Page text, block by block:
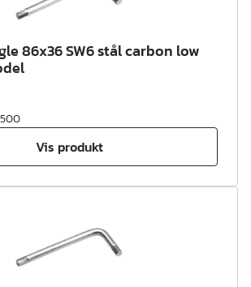
86x36 SW6 stål carbon low
500
Vis produkt